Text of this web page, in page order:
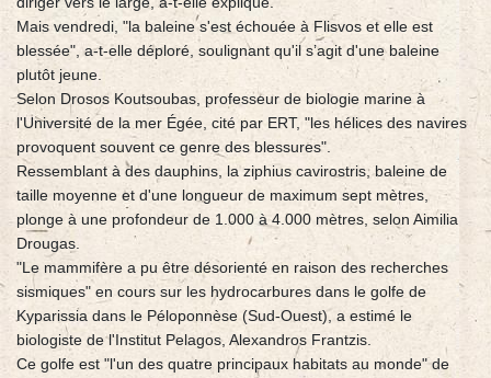
Mais vendredi, "la baleine s'est échouée à Flisvos et elle est
blessée", a-t-elle déploré, soulignant qu'il s’agit d'une baleine
plutôt jeune.
Selon Drosos Koutsoubas, professeur de biologie marine à
l'Université de la mer Égée, cité par ERT, "les hélices des navires
provoquent souvent ce genre des blessures".
Ressemblant à des dauphins, la ziphius cavirostris, baleine de
taille moyenne et d'une longueur de maximum sept mètres,
plonge à une profondeur de 1.000 à 4.000 mètres, selon Aimilia
Drougas.
"Le mammifère a pu être désorienté en raison des recherches
sismiques" en cours sur les hydrocarbures dans le golfe de
Kyparissia dans le Péloponnèse (Sud-Ouest), a estimé le
biologiste de l'Institut Pelagos, Alexandros Frantzis.
Ce golfe est "l'un des quatre principaux habitats au monde" de